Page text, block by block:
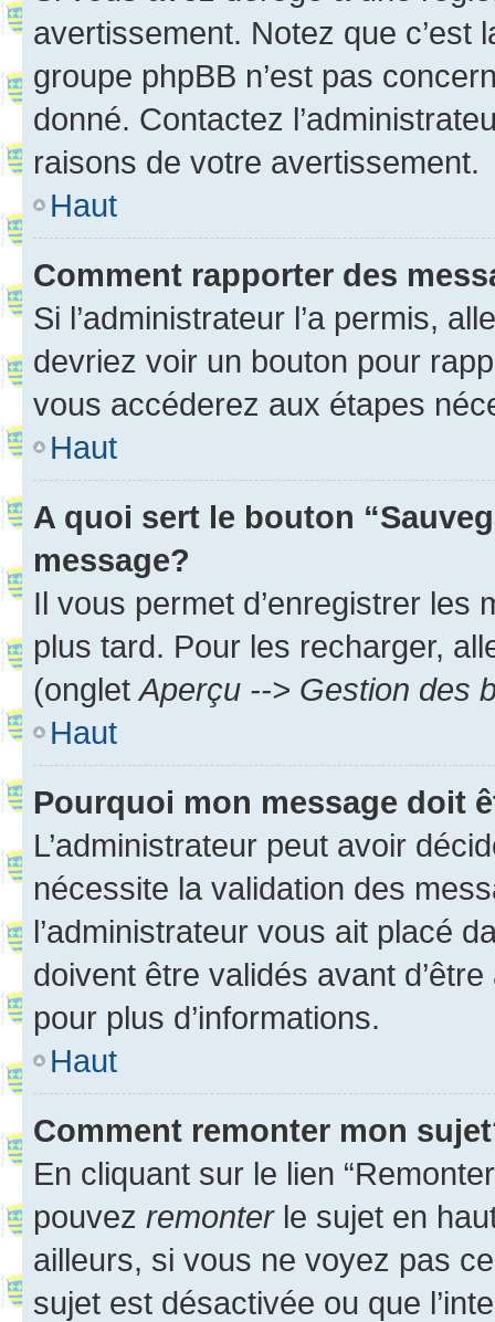
avertissement. Notez que c’est
groupe phpBB n’est pas
donné. Contactez
raisons de votre avertissement.
Haut
Comment rapporter des
Si l’administrateur l’a permis,
devriez voir un bouton pour
vous accéderez aux étapes
Haut
A quoi sert le bouton
message?
Il vous permet d’enregistrer
plus tard. Pour les recharger,
(onglet Aperçu --> Gestion des
Haut
Pourquoi mon message doit
L’administrateur peut avoir
nécessite la validation des
l’administrateur vous ait placé
doivent être validés avant
pour plus d’informations.
Haut
Comment remonter mon
En cliquant sur le lien
pouvez remonterle sujet en
ailleurs, si vous ne voyez pas
sujet est désactivée ou que